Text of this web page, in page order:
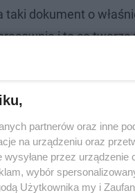
taki dokument o
i to co
około 50 minut.
partnerów oraz inne
na urządzeniu oraz
przez
wybór
Użytkownika my i